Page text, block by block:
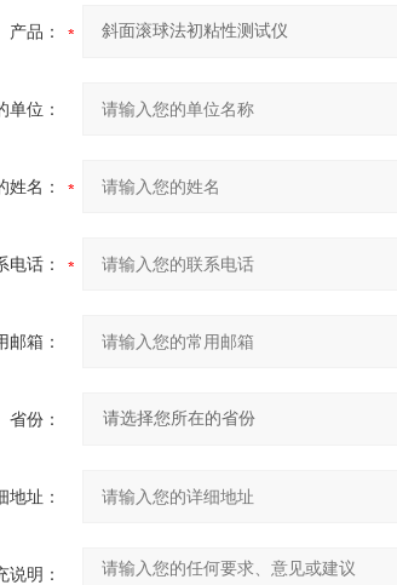
产品：
单位：
姓名：
电话：
邮箱：
省份：
地址：
说明：